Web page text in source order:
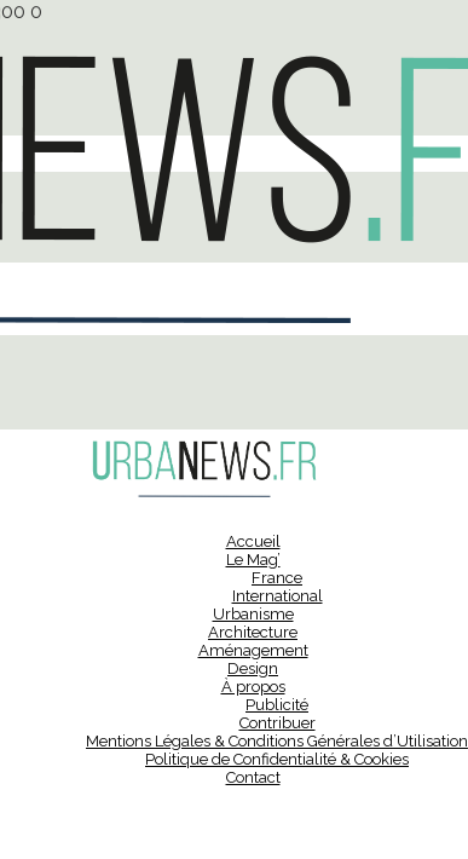
0
Accueil
Le Mag’
France
International
Urbanisme
Architecture
Aménagement
Design
À propos
Publicité
Contribuer
Mentions Légales & Conditions Générales d’Utilisation
Politique de Confidentialité & Cookies
Contact